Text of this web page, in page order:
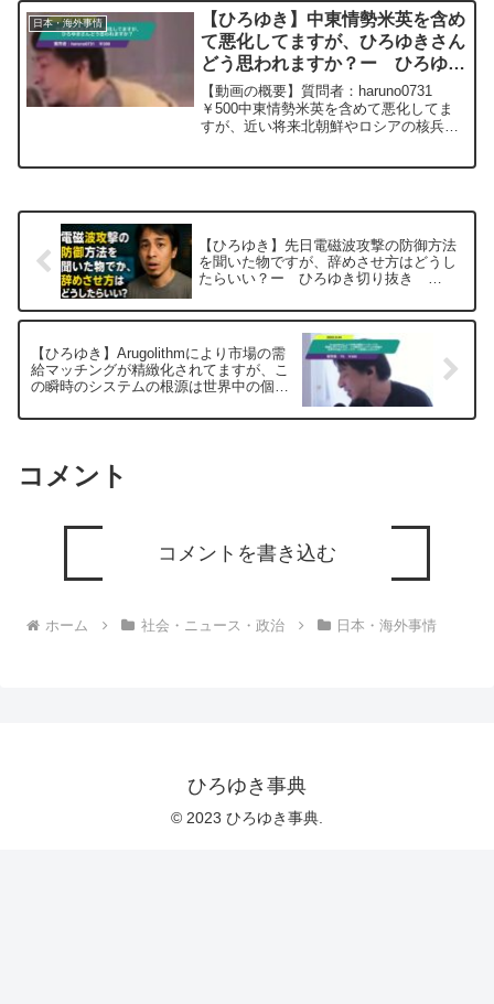
と言っていますがドクターになりたいと
いう夢がある様で...
日本・海外事情
【ひろゆき】中東情勢米英を含め
て悪化してますが、ひろゆきさん
どう思われますか？ー ひろゆき
切り抜き 20240112
【動画の概要】質問者：haruno0731
￥500中東情勢米英を含めて悪化してま
すが、近い将来北朝鮮やロシアの核兵器
【ひろゆき】先日電磁波攻撃の防御方法
を聞いた物ですが、辞めさせ方はどうし
たらいい？ー ひろゆき切り抜き
【ひろゆき】Arugolithmにより市場の需
給マッチングが精緻化されてますが、こ
の瞬時のシステムの根源は世界中の個人
ろゆき切り抜き 20250604
コメント
コメントを書き込む
ホーム 社会・ニュース・政治 日本・海外事情
ひろゆき事典
© 2023 ひろゆき事典.